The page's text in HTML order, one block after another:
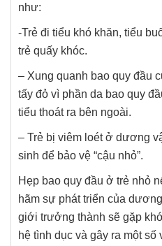
như:
-Trẻ đi tiểu khó khăn, tiểu
trẻ quấy khóc.
– Xung quanh bao quy đầu
tấy đỏ vì phần da bao quy
tiểu thoát ra bên ngoài.
– Trẻ bị viêm loét ở dương
sinh để bảo vệ “cậu nhỏ”.
Hẹp bao quy đầu ở trẻ nhỏ
hãm sự phát triển của
giới trưởng thành sẽ gặp
hệ tình dục và gây ra một